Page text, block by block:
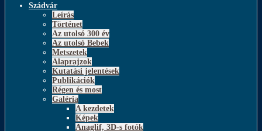
Szádvár
Leírás
Történet
Az utolsó 300 év
Az utolsó Bebek
Metszetek
Alaprajzok
Kutatási jelentések
Publikációk
Régen és most
Galéria
A kezdetek
Képek
Anaglif, 3D-s fotók